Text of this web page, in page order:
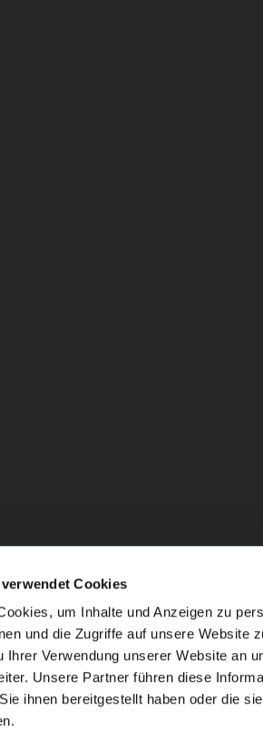
Cookies
um Inhalte und Anzeigen zu
und die Zugriffe auf unsere Website
Ihrer Verwendung unserer Website an
Unsere Partner führen diese
ihnen bereitgestellt haben oder die